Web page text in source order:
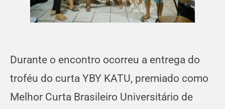
Durante o encontro ocorreu a entrega do
troféu do curta YBY KATU, premiado como
Melhor Curta Brasileiro Universitário de